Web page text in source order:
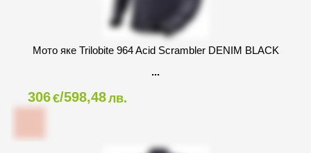
Мото яке Trilobite 964 Acid Scrambler DENIM BLACK
306€/598,48лв.